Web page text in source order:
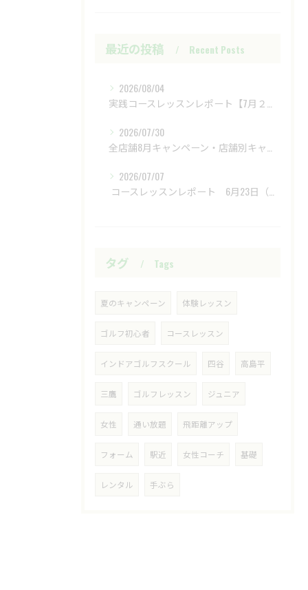
最近の投稿 Recent Posts
2026/08/04
実践コースレッスンレポート【7月２８日（火）富士レイクサイドCC】
2026/07/30
全店舗8月キャンペーン・店舗別キャンペーンもあります
2026/07/07
​ コースレッスンレポート 6月23日（火）新武蔵ヶ丘GC ​
タグ Tags
夏のキャンペーン 体験レッスン
ゴルフ初心者 コースレッスン
インドアゴルフスクール 四谷 高島平
三鷹 ゴルフレッスン ジュニア
女性 通い放題 飛距離アップ
フォーム 駅近 女性コーチ 基礎
レンタル 手ぶら